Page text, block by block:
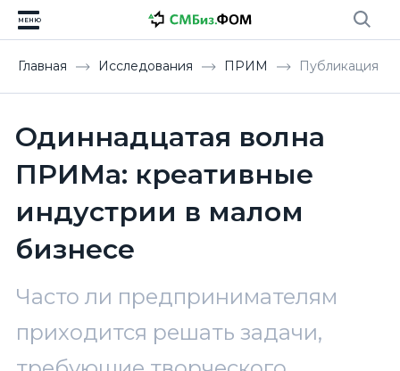
МЕНЮ
Главная Исследования ПРИМ Публикация
Одиннадцатая волна
ПРИМа: креативные
индустрии в малом
бизнесе
Часто ли предпринимателям
приходится решать задачи,